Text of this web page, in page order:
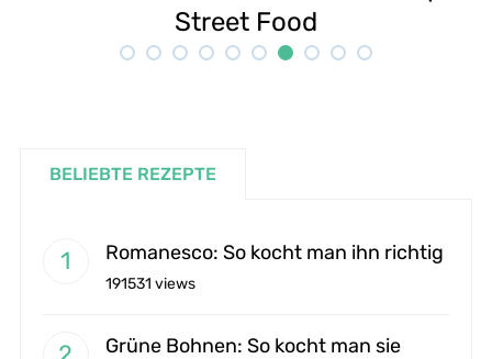
BELIEBTE REZEPTE
Romanesco: So kocht man ihn richtig
191531 views
Grüne Bohnen: So kocht man sie